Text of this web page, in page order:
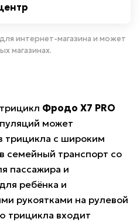
интернет-магазина и может
магазинах.
Фродо X7 PRO
может
трицикла с широким
семейный транспорт со
пассажира и
ребёнка и
рукоятками на рулевой
трицикла входит